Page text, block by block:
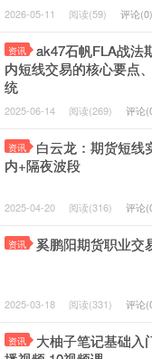
2026-05-11 阅读(59) 评论(0)
资讯
ak47石帆FLA战法
内短线交易的核心要点
统
2025-06-14 阅读(269) 评论
资讯
白云龙：期货短线
内+隔夜波段
2025-04-20 阅读(316) 评论
资讯 奚鹏阳期货职业交
2025-03-18 阅读(331) 评论
资讯
大柚子笔记基础入